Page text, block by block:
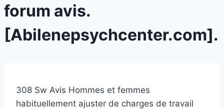
forum avis.
[Abilenepsychcenter.com].
308 Sw Avis Hommes et femmes
habituellement ajuster de charges de travail